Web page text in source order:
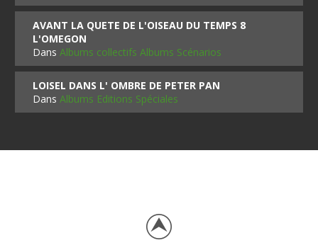
AVANT LA QUETE DE L'OISEAU DU TEMPS 8
L'OMEGON
DansAlbums collectifs Albums Scénarios
LOISEL DANS L' OMBRE DE PETER PAN
DansAlbums Editions Spéciales